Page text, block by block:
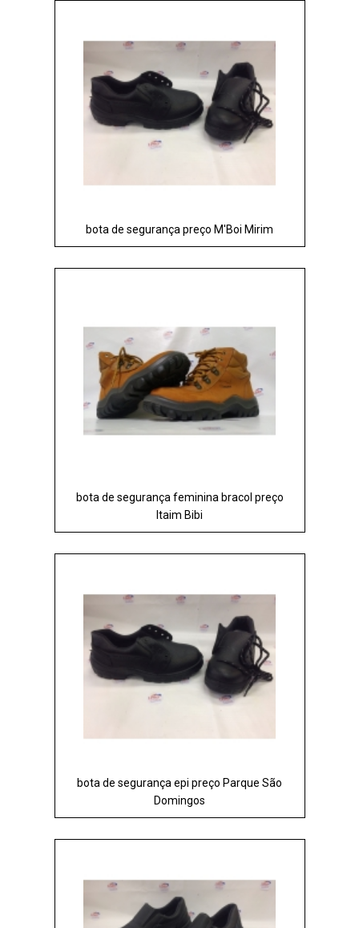
bota de segurança preço M'Boi Mirim
bota de segurança feminina bracol preço
Itaim Bibi
bota de segurança epi preço Parque São
Domingos